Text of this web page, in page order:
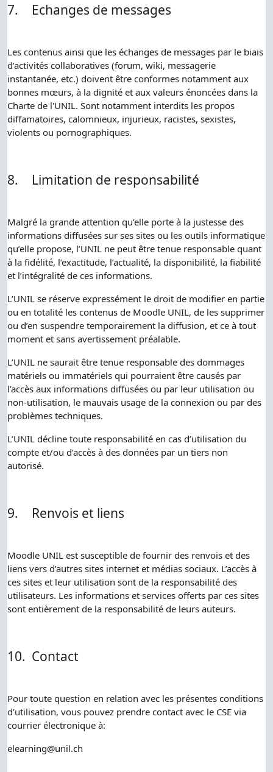
7. Echanges de messages
Les contenus ainsi que les échanges de messages par le biais
d’activités collaboratives (forum, wiki, messagerie
instantanée, etc.) doivent être conformes notamment aux
bonnes mœurs, à la dignité et aux valeurs énoncées dans la
Charte de l'UNIL. Sont notamment interdits les propos
diffamatoires, calomnieux, injurieux, racistes, sexistes,
violents ou pornographiques.
8. Limitation de responsabilité
Malgré la grande attention qu’elle porte à la justesse des
informations diffusées sur ses sites ou les outils informatique
qu’elle propose, l’UNIL ne peut être tenue responsable quant
à la fidélité, l’exactitude, l’actualité, la disponibilité, la fiabilité
et l’intégralité de ces informations.
L’UNIL se réserve expressément le droit de modifier en partie
ou en totalité les contenus de Moodle UNIL, de les supprimer
ou d’en suspendre temporairement la diffusion, et ce à tout
moment et sans avertissement préalable.
L’UNIL ne saurait être tenue responsable des dommages
matériels ou immatériels qui pourraient être causés par
l’accès aux informations diffusées ou par leur utilisation ou
non-utilisation, le mauvais usage de la connexion ou par des
problèmes techniques.
L’UNIL décline toute responsabilité en cas d’utilisation du
compte et/ou d’accès à des données par un tiers non
autorisé.
9. Renvois et liens
Moodle UNIL est susceptible de fournir des renvois et des
liens vers d’autres sites internet et médias sociaux. L’accès à
ces sites et leur utilisation sont de la responsabilité des
utilisateurs. Les informations et services offerts par ces sites
sont entièrement de la responsabilité de leurs auteurs.
10. Contact
Pour toute question en relation avec les présentes conditions
d’utilisation, vous pouvez prendre contact avec le CSE via
courrier électronique à:
elearning@unil.ch